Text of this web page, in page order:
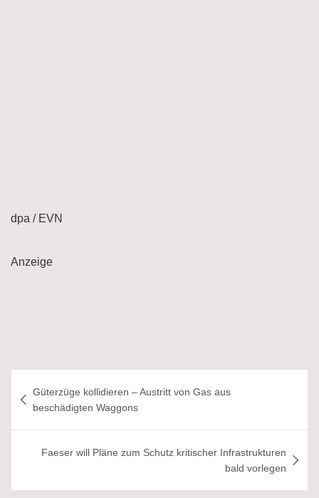
dpa / EVN
Anzeige
Güterzüge kollidieren – Austritt von Gas aus
beschädigten Waggons
Faeser will Pläne zum Schutz kritischer Infrastrukturen
bald vorlegen